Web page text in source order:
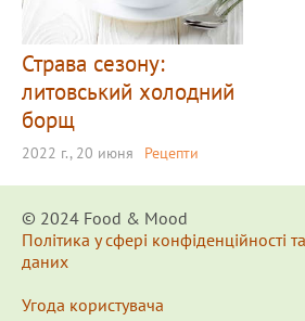
Страва сезону:
литовський холодний
борщ
2022 г., 20 июня Рецепти
© 2024 Food & Мood
Політика у сфері конфіденційності
даних
Угода користувача